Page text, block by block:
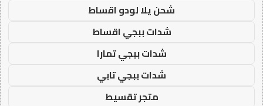
شحن يلا لودو اقساط
شدات ببجي اقساط
شدات ببجي تمارا
شدات ببجي تابي
متجر تقسيط